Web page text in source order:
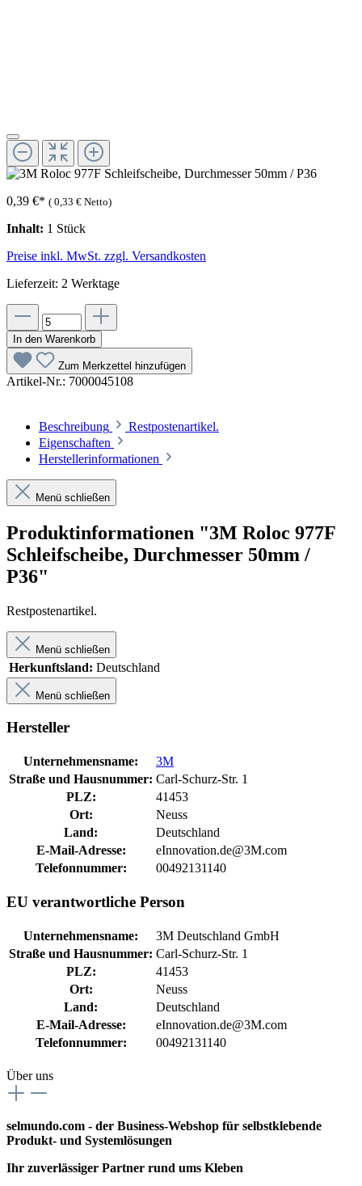
0,39 €* ( 0,33 € Netto)
Inhalt: 1 Stück
Preise inkl. MwSt. zzgl. Versandkosten
Lieferzeit: 2 Werktage
In den Warenkorb
Zum Merkzettel hinzufügen
Artikel-Nr.: 7000045108
Beschreibung
Restpostenartikel.
Eigenschaften
Herstellerinformationen
Menü schließen
Produktinformationen "3M Roloc 977F
Schleifscheibe, Durchmesser 50mm /
P36"
Restpostenartikel.
Menü schließen
Herkunftsland: Deutschland
Menü schließen
Hersteller
Unternehmensname:
3M
Straße und Hausnummer: Carl-Schurz-Str. 1
PLZ:
41453
Ort:
Neuss
Land:
Deutschland
E-Mail-Adresse:
eInnovation.de@3M.com
Telefonnummer:
00492131140
EU verantwortliche Person
Unternehmensname:
3M Deutschland GmbH
Straße und Hausnummer: Carl-Schurz-Str. 1
PLZ:
41453
Ort:
Neuss
Land:
Deutschland
E-Mail-Adresse:
eInnovation.de@3M.com
Telefonnummer:
00492131140
Über uns
selmundo.com - der Business-Webshop für selbstklebende
Produkt- und Systemlösungen
Ihr zuverlässiger Partner rund ums Kleben